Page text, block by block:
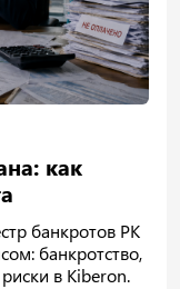
как
банкротов РК
банкротство,
в Kiberon.